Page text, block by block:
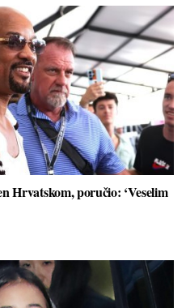
Hrvatskom, poručio: ‘Veselim